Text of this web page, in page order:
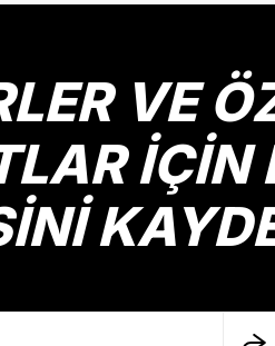
daha pahalı.VE
İÇİN